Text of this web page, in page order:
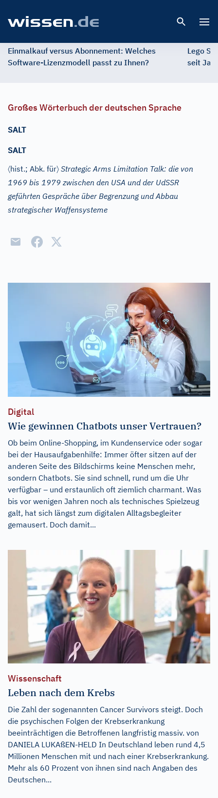
Einmalkauf versus Abonnement: Welches
Software-Lizenzmodell passt zu Ihnen?
Lego
seit
Großes Wörterbuch der deutschen Sprache
SALT
SALT
〈hist.; Abk. für〉 Strategic Arms Limitation Talk: die von
1969 bis 1979 zwischen den USA und der UdSSR
geführten Gespräche über Begrenzung und Abbau
strategischer Waffensysteme
Digital
Wie gewinnen Chatbots unser Vertrauen?
Ob beim Online-Shopping, im Kundenservice oder sogar
bei der Hausaufgabenhilfe: Immer öfter sitzen auf der
anderen Seite des Bildschirms keine Menschen mehr,
sondern Chatbots. Sie sind schnell, rund um die Uhr
verfügbar – und erstaunlich oft ziemlich charmant. Was
bis vor wenigen Jahren noch als technisches Spielzeug
galt, hat sich längst zum digitalen Alltagsbegleiter
gemausert. Doch damit...
Wissenschaft
Leben nach dem Krebs
Die Zahl der sogenannten Cancer Survivors steigt. Doch
die psychischen Folgen der Krebserkrankung
beeinträchtigen die Betroffenen langfristig massiv. von
DANIELA LUKAßEN-HELD In Deutschland leben rund 4,5
Millionen Menschen mit und nach einer Krebserkrankung.
Mehr als 60 Prozent von ihnen sind nach Angaben des
Deutschen...